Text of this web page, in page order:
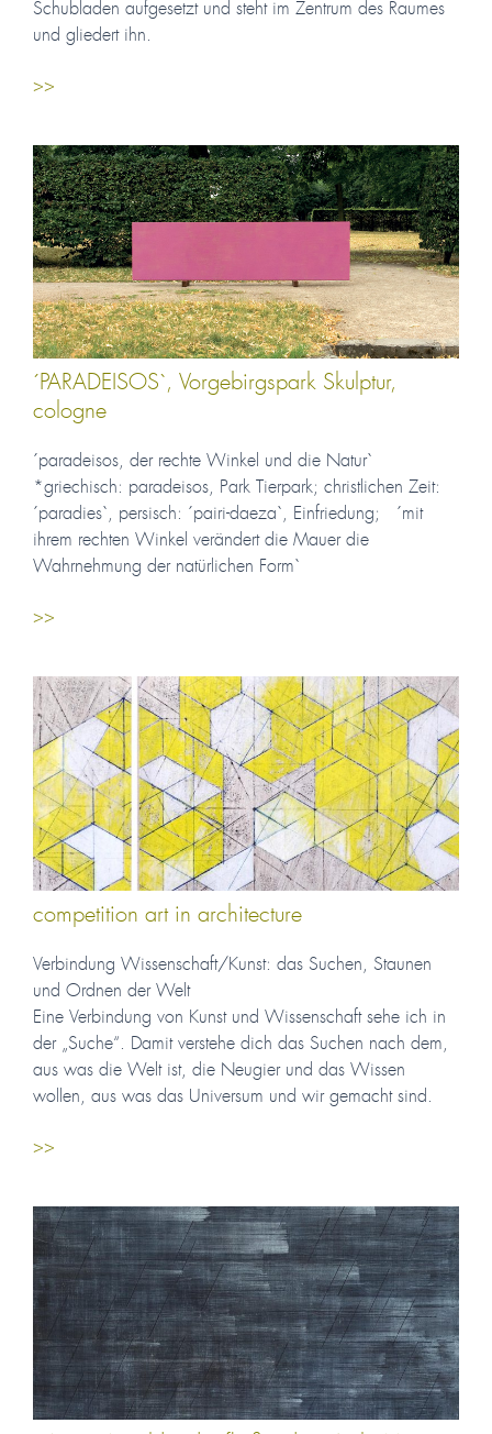
Schubladen aufgesetzt und steht im Zentrum des Raumes
und gliedert ihn.
>>
´PARADEISOS`, Vorgebirgspark Skulptur,
cologne
´paradeisos, der rechte Winkel und die Natur`
*griechisch: paradeisos, Park Tierpark; christlichen Zeit:
´paradies`, persisch: ´pairi-daeza`, Einfriedung; ´mit
ihrem rechten Winkel verändert die Mauer die
Wahrnehmung der natürlichen Form`
>>
competition art in architecture
Verbindung Wissenschaft/Kunst: das Suchen, Staunen
und Ordnen der Welt
Eine Verbindung von Kunst und Wissenschaft sehe ich in
der „Suche“. Damit verstehe dich das Suchen nach dem,
aus was die Welt ist, die Neugier und das Wissen
wollen, aus was das Universum und wir gemacht sind.
>>